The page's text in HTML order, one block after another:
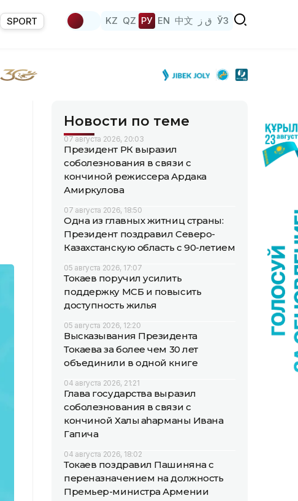
SPORT KZ QZ РУ EN 中文 ق ز ЎЗ
Новости по теме
07 августа 2026, 20:03
Президент РК выразил
соболезнования в связи с
кончиной режиссера Ардака
Амиркулова
07 августа 2026, 18:50
Одна из главных житниц страны:
Президент поздравил Северо-
Казахстанскую область с 90-летием
05 августа 2026, 17:07
Токаев поручил усилить
поддержку МСБ и повысить
доступность жилья
05 августа 2026, 12:20
Высказывания Президента
Токаева за более чем 30 лет
объединили в одной книге
04 августа 2026, 21:21
Глава государства выразил
соболезнования в связи с
кончиной Халық қаһарманы Ивана
Гапича
04 августа 2026, 18:02
Токаев поздравил Пашиняна с
переназначением на должность
Премьер-министра Армении